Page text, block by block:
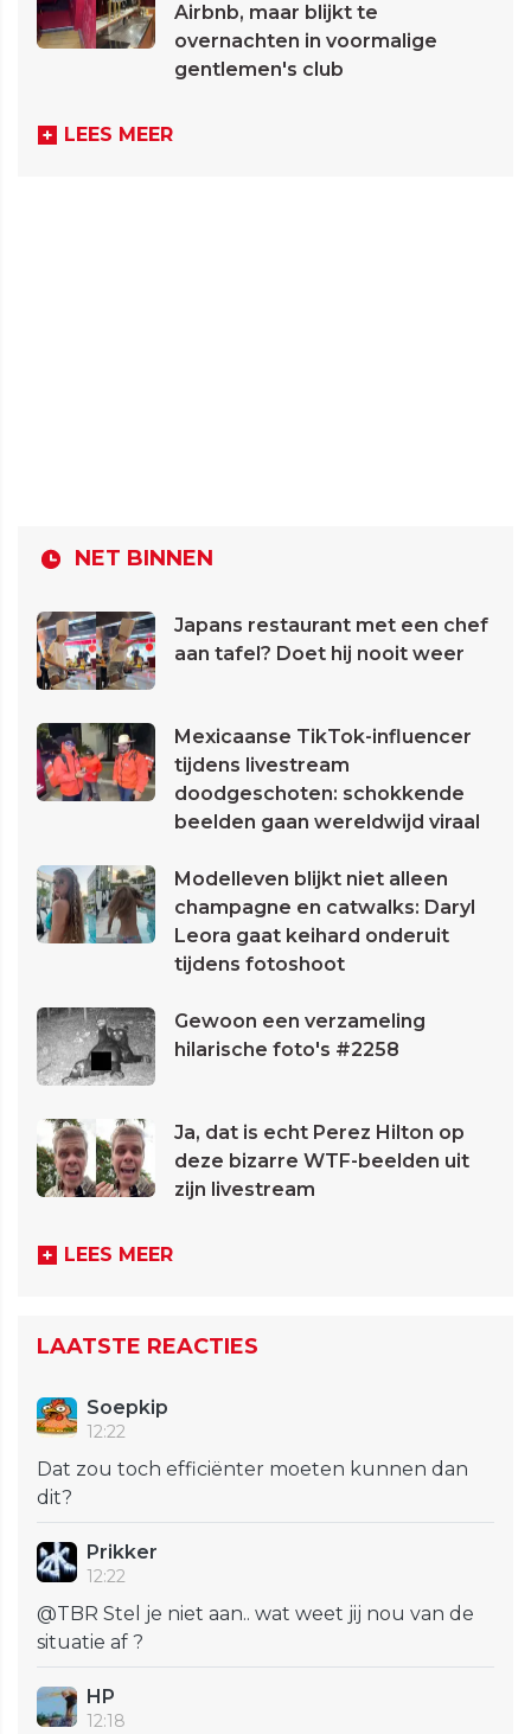
Airbnb, maar blijkt te
overnachten in voormalige
gentlemen's club
LEES MEER
NET BINNEN
Japans restaurant met een chef
aan tafel? Doet hij nooit weer
Mexicaanse TikTok-influencer
tijdens livestream
doodgeschoten: schokkende
beelden gaan wereldwijd viraal
Modelleven blijkt niet alleen
champagne en catwalks: Daryl
Leora gaat keihard onderuit
tijdens fotoshoot
Gewoon een verzameling
hilarische foto's #2258
Ja, dat is echt Perez Hilton op
deze bizarre WTF-beelden uit
zijn livestream
LEES MEER
LAATSTE REACTIES
Soepkip
12:22
Dat zou toch efficiënter moeten kunnen dan
dit?
Prikker
12:22
@TBR Stel je niet aan.. wat weet jij nou van de
situatie af ?
HP
12:18